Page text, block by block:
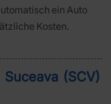
ein Auto
Kosten.
(SCV)